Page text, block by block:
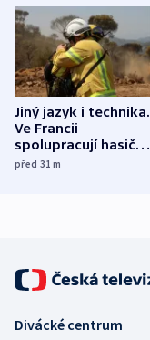
Jiný jazyk i technika.
Ve Francii
spolupracují hasiči z
různých zemí
před 31m
Divácké centrum